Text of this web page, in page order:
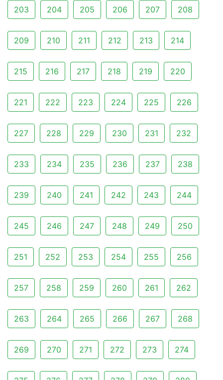
203 204 205 206 207 208
209 210 211 212 213 214
215 216 217 218 219 220
221 222 223 224 225 226
227 228 229 230 231 232
233 234 235 236 237 238
239 240 241 242 243 244
245 246 247 248 249 250
251 252 253 254 255 256
257 258 259 260 261 262
263 264 265 266 267 268
269 270 271 272 273 274